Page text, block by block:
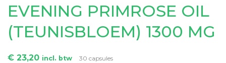
EVENING PRIMROSE OIL
(TEUNISBLOEM) 1300 MG
€ 23,20 incl. btw 30 capsules